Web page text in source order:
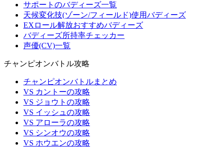
サポートのバディーズ一覧
天候変化技(ゾーン/フィールド)使用バディーズ
EXロール解放おすすめバディーズ
バディーズ所持率チェッカー
声優(CV)一覧
チャンピオンバトル攻略
チャンピオンバトルまとめ
VS カントーの攻略
VS ジョウトの攻略
VS イッシュの攻略
VS アローラの攻略
VS シンオウの攻略
VS ホウエンの攻略